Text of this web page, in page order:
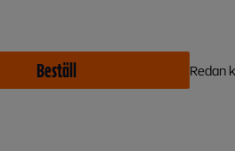
Beställ Redan